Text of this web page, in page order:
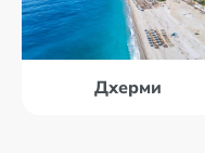
Дхерми